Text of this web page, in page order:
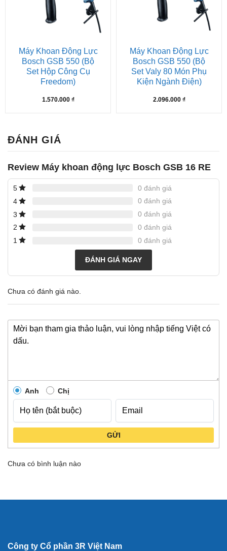
Máy Khoan Động Lực
Bosch GSB 550 (bộ
Set Hộp Công Cụ
Freedom)
1.570.000 ₫
Máy Khoan Động Lực
Bosch GSB 550 (bộ
Set Valy 80 Món Phụ
Kiện Ngành Điện)
2.096.000 ₫
ĐÁNH GIÁ
Review Máy khoan động lực Bosch GSB 16 RE
5
0 đánh giá
4
0 đánh giá
3
0 đánh giá
2
0 đánh giá
1
0 đánh giá
ĐÁNH GIÁ NGAY
Chưa có đánh giá nào.
Anh Chị
GỬI
Chưa có bình luận nào
Công ty Cổ phần 3R Việt Nam